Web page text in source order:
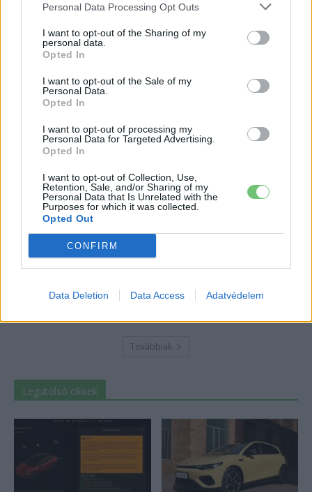
Personal Data Processing Opt Outs
I want to opt-out of the Sharing of my
personal data.
Opted In
I want to opt-out of the Sale of my
Personal Data.
Opted In
I want to opt-out of processing my
Personal Data for Targeted Advertising.
Opted In
I want to opt-out of Collection, Use,
Retention, Sale, and/or Sharing of my
Personal Data that Is Unrelated with the
Purposes for which it was collected.
Opted Out
CONFIRM
Data Deletion Data Access Adatvédelem
Az Audi letarolta saját rekordjait — készül
minden idők leghatékonyabb villanyautója
2026-08-04
A Volkswagen bedobta azt a lapot Kínában,
amivel a helyi EV-gyártókat...
A kínaiak leállítják, amit két éve minden EV-
2026-08-03
A dél-koreaiak már odavannak érte — 2027-
2026-07-29
Hyundai IONIQ 5 titkos tesztautója
Továbbiak
Legutolsó cikkek